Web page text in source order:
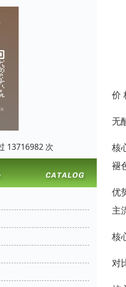
13716982 次
价
无
核
褪
优
主
核
对